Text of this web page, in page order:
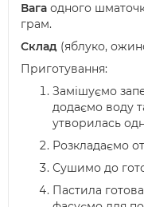
Вага одного
грам.
Склад (яблуко,
Приготування:
Замішуємо
додаємо воду
утворилась
Розкладаємо
Сушимо до
Пастила